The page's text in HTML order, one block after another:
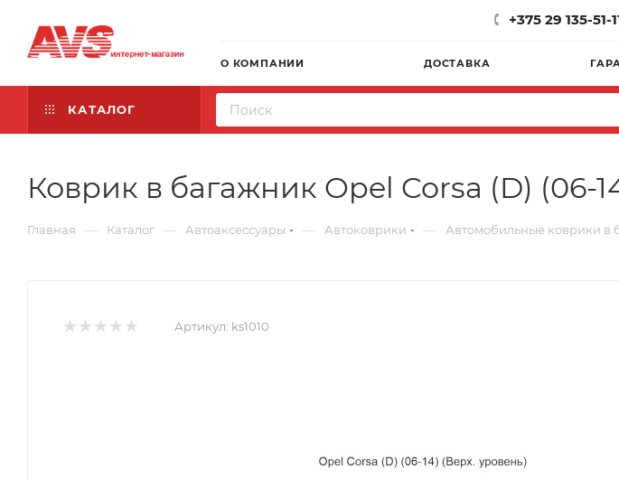
+375 29 135-51-
О КОМПАНИИ ДОСТАВКА
КАТАЛОГ
Коврик в багажник Opel Corsa (D) (06-
Главная — Каталог — Автоаксессуары — Автоковрики — Автомобильные коврики в
Артикул: ks1010